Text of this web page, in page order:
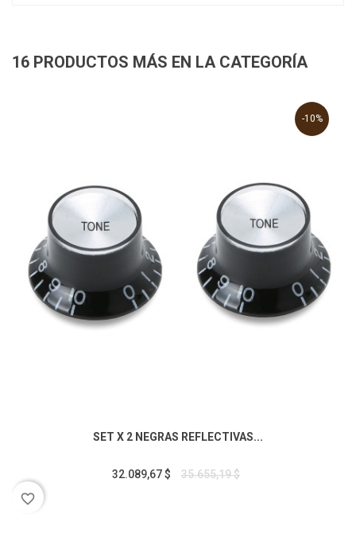
16 PRODUCTOS MÁS EN LA CATEGORÍA
SET X 2 NEGRAS REFLECTIVAS...
32.089,67 $ 35.655,19 $
-10%
favorite_border